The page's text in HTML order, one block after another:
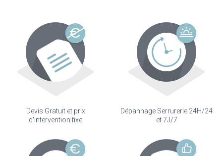
Devis Gratuit et prix
d'intervention fixe
Dépannage Serrurerie 24H/24
et 7J/7